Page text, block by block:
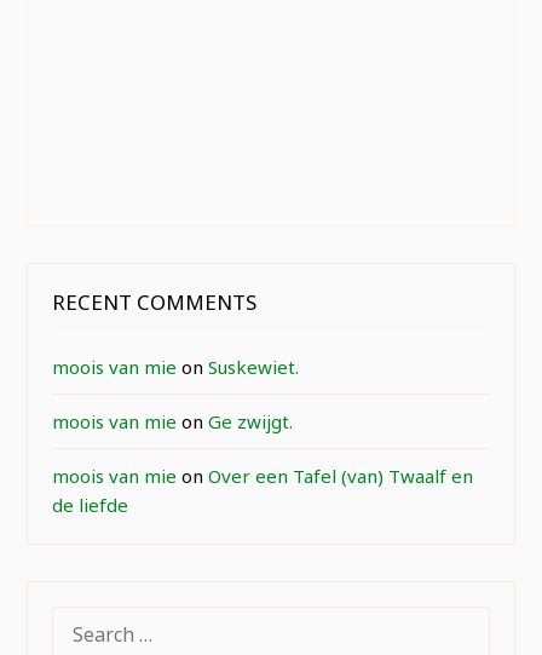
RECENT COMMENTS
moois van mie onSuskewiet.
moois van mie onGe zwijgt.
moois van mie onOver een Tafel (van) Twaalf en
de liefde
FOR: